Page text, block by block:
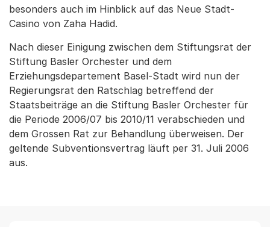
besonders auch im Hinblick auf das Neue Stadt-
Casino von Zaha Hadid.
Nach dieser Einigung zwischen dem Stiftungsrat der
Stiftung Basler Orchester und dem
Erziehungsdepartement Basel-Stadt wird nun der
Regierungsrat den Ratschlag betreffend der
Staatsbeiträge an die Stiftung Basler Orchester für
die Periode 2006/07 bis 2010/11 verabschieden und
dem Grossen Rat zur Behandlung überweisen. Der
geltende Subventionsvertrag läuft per 31. Juli 2006
aus.